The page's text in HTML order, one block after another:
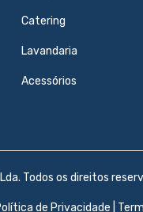
Catering
Lavandaria
Acessórios
Todos os direitos
de Privacidade